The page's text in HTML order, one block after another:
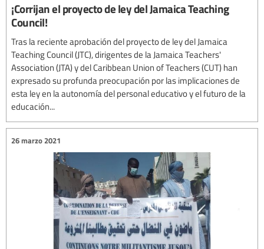
¡Corrijan el proyecto de ley del Jamaica Teaching
Council!
Tras la reciente aprobación del proyecto de ley del Jamaica
Teaching Council (JTC), dirigentes de la Jamaica Teachers'
Association (JTA) y del Caribbean Union of Teachers (CUT) han
expresado su profunda preocupación por las implicaciones de
esta ley en la autonomía del personal educativo y el futuro de la
educación...
26 marzo 2021